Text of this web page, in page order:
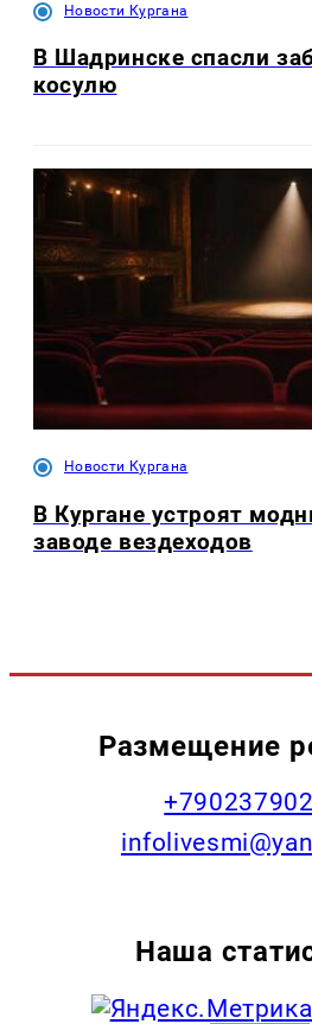
Новости Кургана
В Шадринске спасли
косулю
Новости Кургана
В Кургане устроят
заводе вездеходов
Размещение
Наша